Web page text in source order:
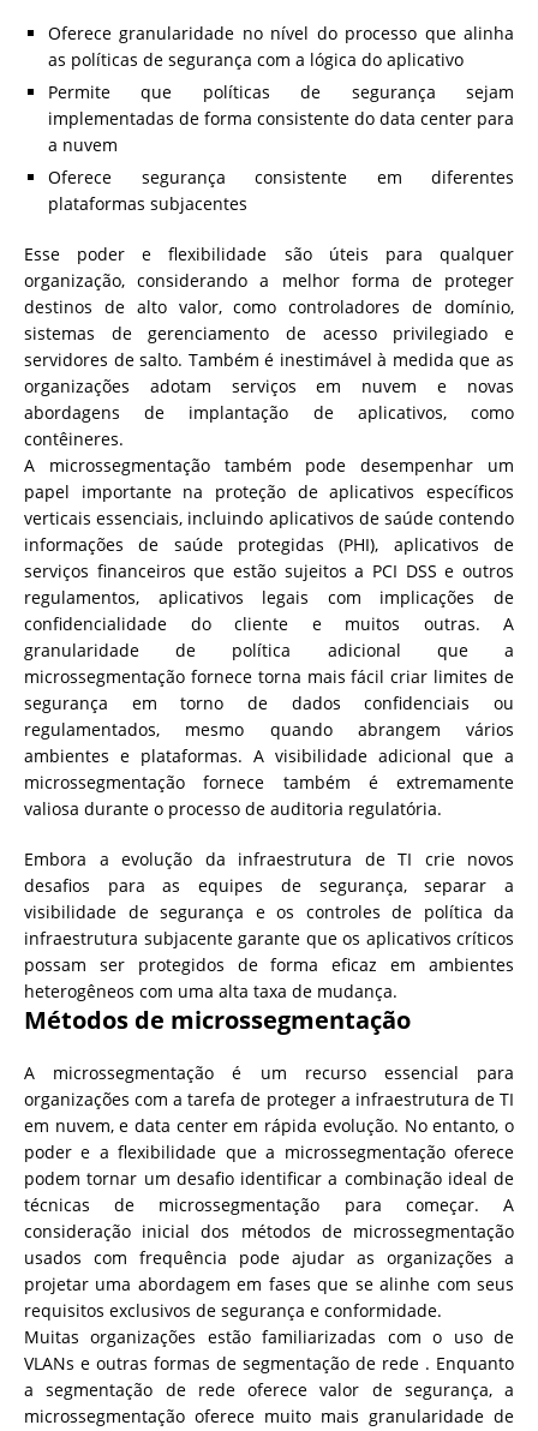
Oferece granularidade no nível do processo que alinha
as políticas de segurança com a lógica do aplicativo
Permite que políticas de segurança sejam
implementadas de forma consistente do data center para
a nuvem
Oferece segurança consistente em diferentes
plataformas subjacentes
Esse poder e flexibilidade são úteis para qualquer
organização, considerando a melhor forma de proteger
destinos de alto valor, como controladores de domínio,
sistemas de gerenciamento de acesso privilegiado e
servidores de salto. Também é inestimável à medida que as
organizações adotam serviços em nuvem e novas
abordagens de implantação de aplicativos, como
contêineres.
A microssegmentação também pode desempenhar um
papel importante na proteção de aplicativos específicos
verticais essenciais, incluindo aplicativos de saúde contendo
informações de saúde protegidas (PHI), aplicativos de
serviços financeiros que estão sujeitos a PCI DSS e outros
regulamentos, aplicativos legais com implicações de
confidencialidade do cliente e muitos outras. A
granularidade de política adicional que a
microssegmentação fornece torna mais fácil criar limites de
segurança em torno de dados confidenciais ou
regulamentados, mesmo quando abrangem vários
ambientes e plataformas. A visibilidade adicional que a
microssegmentação fornece também é extremamente
valiosa durante o processo de auditoria regulatória.
Embora a evolução da infraestrutura de TI crie novos
desafios para as equipes de segurança, separar a
visibilidade de segurança e os controles de política da
infraestrutura subjacente garante que os aplicativos críticos
possam ser protegidos de forma eficaz em ambientes
heterogêneos com uma alta taxa de mudança.
Métodos de microssegmentação
A microssegmentação é um recurso essencial para
organizações com a tarefa de proteger a infraestrutura de TI
em nuvem, e data center em rápida evolução. No entanto, o
poder e a flexibilidade que a microssegmentação oferece
podem tornar um desafio identificar a combinação ideal de
técnicas de microssegmentação para começar. A
consideração inicial dos métodos de microssegmentação
usados ​​com frequência pode ajudar as organizações a
projetar uma abordagem em fases que se alinhe com seus
requisitos exclusivos de segurança e conformidade.
Muitas organizações estão familiarizadas com o uso de
VLANs e outras formas de segmentação de rede . Enquanto
a segmentação de rede oferece valor de segurança, a
microssegmentação oferece muito mais granularidade de